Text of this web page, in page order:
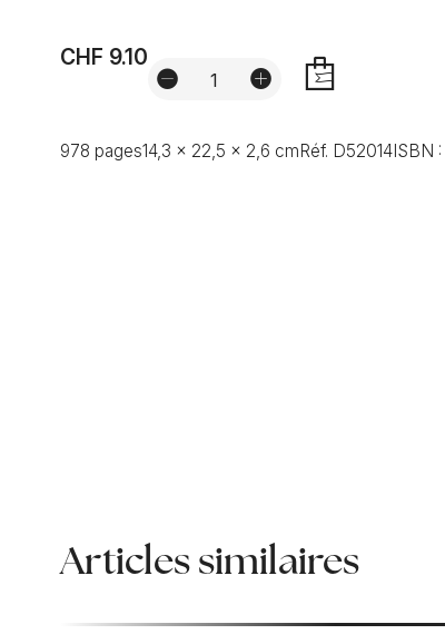
CHF 9.10
978 pages14,3 x 22,5 x 2,6 cm Réf. D52014ISBN :
Articles similaires